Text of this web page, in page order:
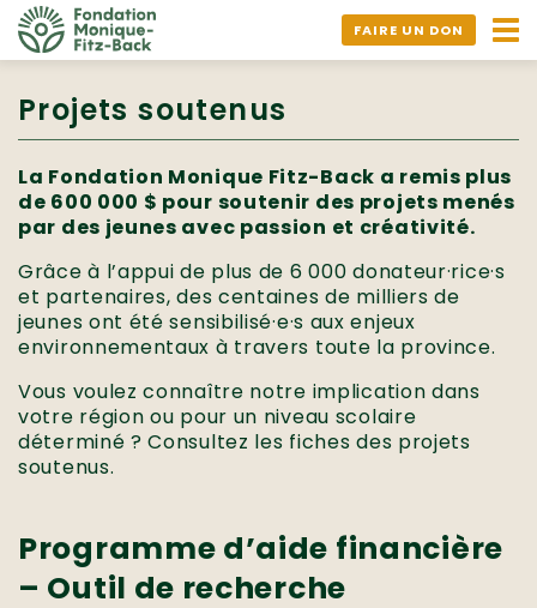
FAIRE UN DON
Projets soutenus
La Fondation Monique Fitz-Back a remis plus
de 600 000 $ pour soutenir des projets menés
par des jeunes avec passion et créativité.
Grâce à l’appui de plus de 6 000 donateur·rice·s
et partenaires, des centaines de milliers de
jeunes ont été sensibilisé·e·s aux enjeux
environnementaux à travers toute la province.
Vous voulez connaître notre implication dans
votre région ou pour un niveau scolaire
déterminé ? Consultez les fiches des projets
soutenus.
Programme d’aide financière
– Outil de recherche